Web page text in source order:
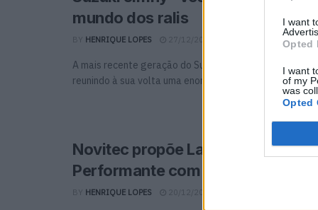
I want
Opted
I want
of my
was
Opted
mundo dos ralis
BY HENRIQUE LOPES 27/12/2023
A mais recente geração do Suzuki Jimny goza já de um
reunindo à sua volta uma enorme ...
Novitec propõe Lamborghini Urus
Performante com mais de 780
BY HENRIQUE LOPES 20/12/2023